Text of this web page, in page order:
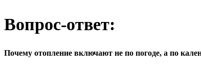
Вопрос-ответ:
Почему отопление включают не по погоде, а по